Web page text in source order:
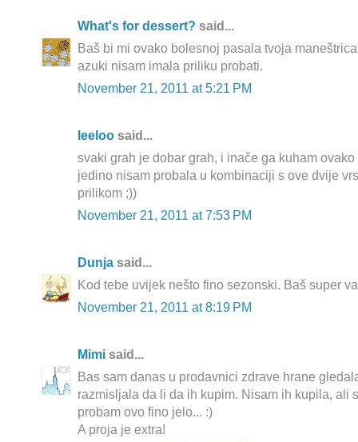
What's for dessert? said...
Baš bi mi ovako bolesnoj pasala tvoja
azuki nisam imala priliku probati.
November 21, 2011 at 5:21 PM
leeloo said...
svaki grah je dobar grah, i inače ga kuham
jedino nisam probala u kombinaciji s ove dvije
prilikom ;))
November 21, 2011 at 7:53 PM
Dunja said...
Kod tebe uvijek nešto fino sezonski. Baš super
November 21, 2011 at 8:19 PM
Mimi said...
Bas sam danas u prodavnici zdrave hrane
razmisljala da li da ih kupim. Nisam ih kupila, ali
probam ovo fino jelo... :)
A proja je extra!